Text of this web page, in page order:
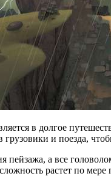
в долгое
и поезда,
пейзажа, а все
растет по